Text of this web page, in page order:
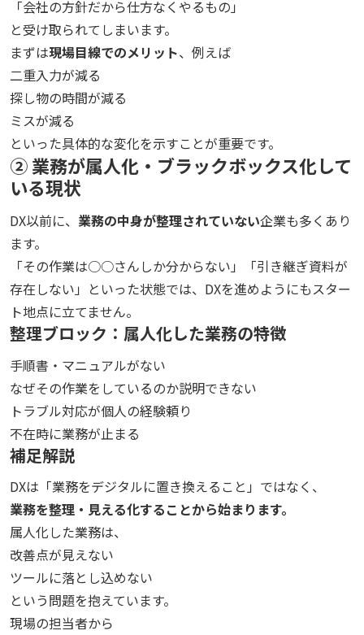
「会社の方針だから仕方なくやるもの」
と受け取られてしまいます。
まずは現場目線でのメリット、例えば
二重入力が減る
探し物の時間が減る
ミスが減る
といった具体的な変化を示すことが重要です。
② 業務が属人化・ブラックボックス化して
いる現状
DX以前に、 業務の中身が整理されていない企業も多くあり
ます。
「その作業は○○さんしか分からない」「引き継ぎ資料が
存在しない」といった状態では、DXを進めようにもスター
ト地点に立てません。
整理ブロック：属人化した業務の特徴
手順書・マニュアルがない
なぜその作業をしているのか説明できない
トラブル対応が個人の経験頼り
不在時に業務が止まる
補足解説
DXは「業務をデジタルに置き換えること」ではなく、
業務を整理・見える化することから始まります。
属人化した業務は、
改善点が見えない
ツールに落とし込めない
という問題を抱えています。
現場の担当者から